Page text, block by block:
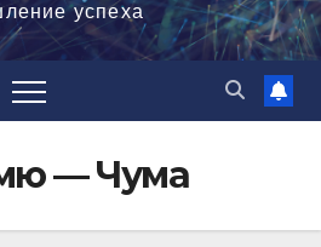
успеха
— Чума